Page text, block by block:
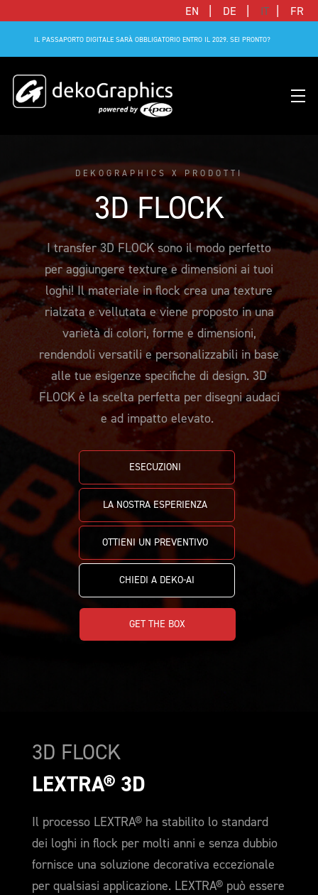
EN DE IT FR
IL PASSAPORTO DIGITALE SARÀ OBBLIGATORIO ENTRO IL 2029. SEI PRONTO?
TUTTE LE CATEGORIE
FLAT
3D
SOSTENIBILI
TUTTI I PRODOTTI
CLUBS & LEAGUES
BRANDS & MANUFACTURERS
BLOG
SUCCESS STORIES
DEKO-AI CHAT
FAQ
LISTINO PREZZI
PACCHETTO CAMPIONE
CAMPIONATURA
NEWSLETTER
DIGITAL PRODUCT PASSPORT (DPP)
CONNECTED JERSEY
SUCCESS STORIES
PARTNER FOOTBALL
PROGRAMMA UFFICIALE N&N ADIDAS
CLIENTI
AZIENDA
INSIEME CON R-PAC
STRATEGIA
LAVORA CON NOI
CONTATTACI
DEKOGRAPHICS X PRODOTTI
3D FLOCK
I transfer 3D FLOCK sono il modo perfetto
per aggiungere texture e dimensioni ai tuoi
loghi! Il materiale in flock crea una texture
rialzata e vellutata e viene proposto in una
varietà di colori, forme e dimensioni,
rendendoli versatili e personalizzabili in base
alle tue esigenze specifiche di design. 3D
FLOCK è la scelta perfetta per disegni audaci
e ad impatto elevato.
ESECUZIONI
LA NOSTRA ESPERIENZA
OTTIENI UN PREVENTIVO
CHIEDI A DEKO-AI
GET THE BOX
3D FLOCK
LEXTRA® 3D
Il processo LEXTRA® ha stabilito lo standard
dei loghi in flock per molti anni e senza dubbio
fornisce una soluzione decorativa eccezionale
per qualsiasi applicazione. LEXTRA® può essere